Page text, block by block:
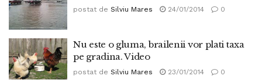
postat de Silviu Mares 24/01/2014 0
Nu este o gluma, brailenii vor plati taxa
pe gradina. Video
postat de Silviu Mares 23/01/2014 0